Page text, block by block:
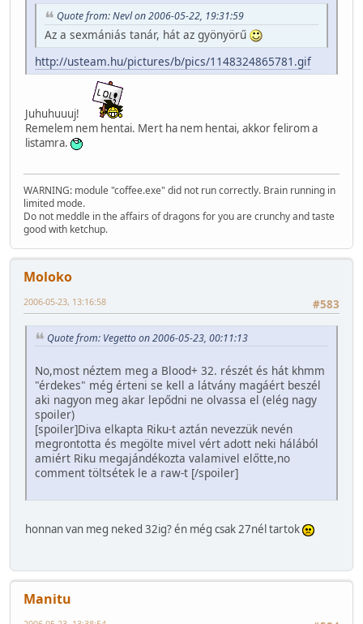
Quote from: Nevl on 2006-05-22, 19:31:59
Az a sexmániás tanár, hát az gyönyörű
http://usteam.hu/pictures/b/pics/1148324865781.gif
Juhuhuuuj!
Remelem nem hentai. Mert ha nem hentai, akkor felirom a
listamra.
WARNING: module "coffee.exe" did not run correctly. Brain running in
limited mode.
Do not meddle in the affairs of dragons for you are crunchy and taste
good with ketchup.
Moloko
#583
2006-05-23, 13:16:58
Quote from: Vegetto on 2006-05-23, 00:11:13
No,most néztem meg a Blood+ 32. részét és hát khmm
"érdekes" még érteni se kell a látvány magáért beszél
aki nagyon meg akar lepődni ne olvassa el (elég nagy
spoiler)
[spoiler]Diva elkapta Riku-t aztán nevezzük nevén
megrontotta és megölte mivel vért adott neki hálából
amiért Riku megajándékozta valamivel előtte,no
comment töltsétek le a raw-t [/spoiler]
honnan van meg neked 32ig? én még csak 27nél tartok
Manitu